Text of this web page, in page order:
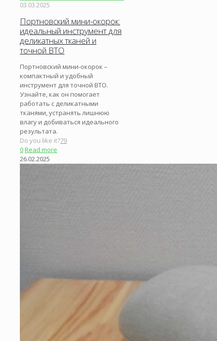
03.03.2025
Портновский мини-окорок:
идеальный инструмент для
деликатных тканей и
точной ВТО
Портновский мини-окорок –
компактный и удобный
инструмент для точной ВТО.
Узнайте, как он помогает
работать с деликатными
тканями, устранять лишнюю
влагу и добиваться идеального
результата.
Do you like it?79
0Read more
26.02.2025